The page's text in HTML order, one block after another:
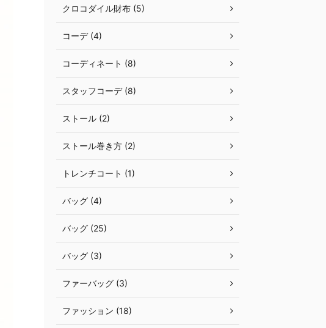
クロコダイル財布 (5)
コーデ (4)
コーディネート (8)
スタッフコーデ (8)
ストール (2)
ストール巻き方 (2)
トレンチコート (1)
バッグ (4)
バッグ (25)
バッグ (3)
ファーバッグ (3)
ファッション (18)